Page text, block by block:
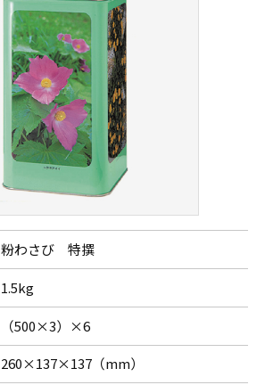
粉わさび 特撰
1.5kg
（500×3）×6
260×137×137（mm）